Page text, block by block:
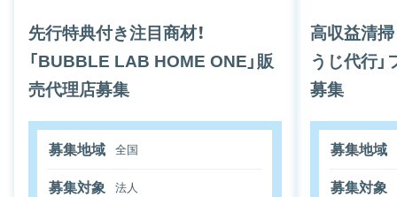
先行特典付き注目商材！
「BUBBLE LAB HOME ONE」販
売代理店募集
募集地域 全国
募集対象 法人
高収益清掃
うじ代行
募集
募集地域
募集対象